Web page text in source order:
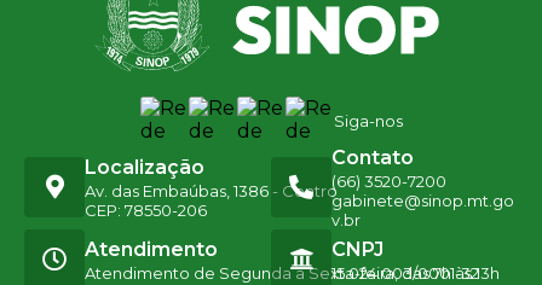
Siga-nos
Localização
Av. das Embaúbas, 1386 - Centro
CEP: 78550-206
Contato
(66) 3520-7200
gabinete@sinop.mt.go
v.br
Atendimento
Atendimento de Segunda a Sexta-feira, das 7h às 13h
CNPJ
15.024.003/0001-32